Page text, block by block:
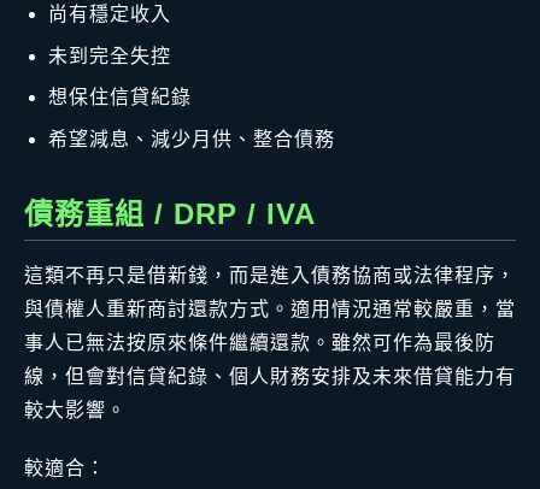
尚有穩定收入
未到完全失控
想保住信貸紀錄
希望減息、減少月供、整合債務
債務重組 / DRP / IVA
這類不再只是借新錢，而是進入債務協商或法律程序，
與債權人重新商討還款方式。適用情況通常較嚴重，當
事人已無法按原來條件繼續還款。雖然可作為最後防
線，但會對信貸紀錄、個人財務安排及未來借貸能力有
較大影響。
較適合：